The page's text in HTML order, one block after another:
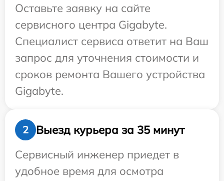
Оставьте заявку на сайте
сервисного центра Gigabyte.
Специалист сервиса ответит на Ваш
запрос для уточнения стоимости и
сроков ремонта Вашего устройства
Gigabyte.
2
Выезд курьера за 35 минут
Сервисный инженер приедет в
удобное время для осмотра